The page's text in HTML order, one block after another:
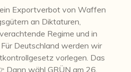
Exportverbot von Waffen
an Diktaturen,
Regime und in
Deutschland werden wir
vorlegen. Das
Dann wähl GRÜN am 26.